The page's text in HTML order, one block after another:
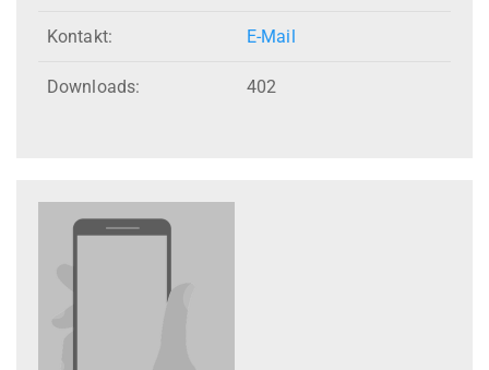
Kontakt: E-Mail
Downloads: 402